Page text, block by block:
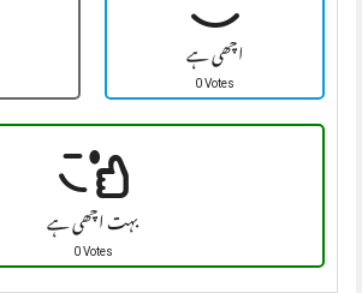
اچھی ہے
0 Votes
بہت اچھی ہے
0 Votes